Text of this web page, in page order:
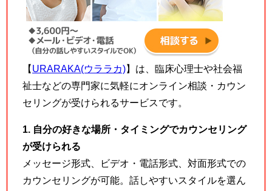
【URARAKA(ウララカ)】は、臨床心理士や社会福
祉士などの専門家に気軽にオンライン相談・カウン
セリングが受けられるサービスです。
1. 自分の好きな場所・タイミングでカウンセリング
が受けられる
メッセージ形式、ビデオ・電話形式、対面形式での
カウンセリングが可能。話しやすいスタイルを選ん